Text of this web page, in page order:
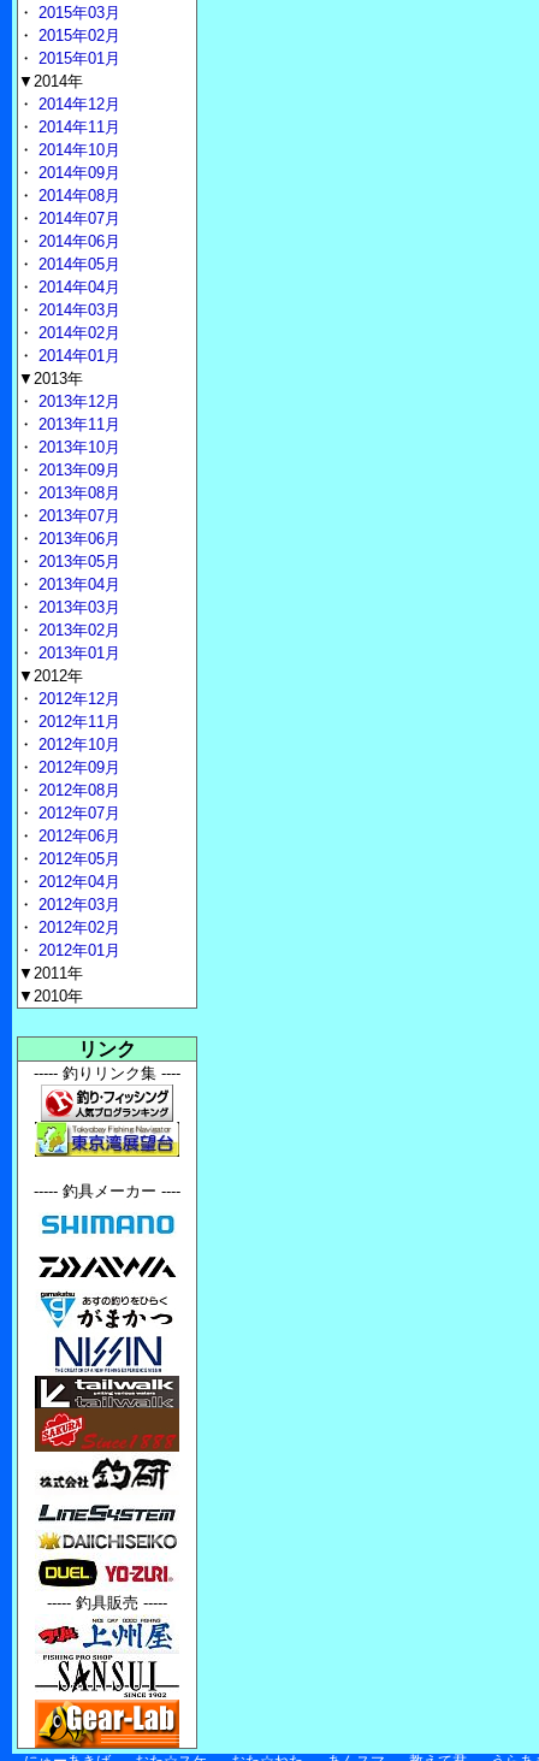
・ 2015年03月
・ 2015年02月
・ 2015年01月
▼2014年
・ 2014年12月
・ 2014年11月
・ 2014年10月
・ 2014年09月
・ 2014年08月
・ 2014年07月
・ 2014年06月
・ 2014年05月
・ 2014年04月
・ 2014年03月
・ 2014年02月
・ 2014年01月
▼2013年
・ 2013年12月
・ 2013年11月
・ 2013年10月
・ 2013年09月
・ 2013年08月
・ 2013年07月
・ 2013年06月
・ 2013年05月
・ 2013年04月
・ 2013年03月
・ 2013年02月
・ 2013年01月
▼2012年
・ 2012年12月
・ 2012年11月
・ 2012年10月
・ 2012年09月
・ 2012年08月
・ 2012年07月
・ 2012年06月
・ 2012年05月
・ 2012年04月
・ 2012年03月
・ 2012年02月
・ 2012年01月
▼2011年
▼2010年
リンク
----- 釣りリンク集 ----
----- 釣具メーカー ----
----- 釣具販売 -----